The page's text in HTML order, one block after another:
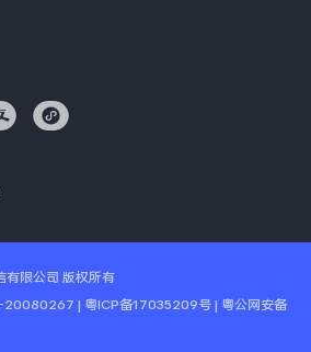
有限公司 版权所有
20080267 | 粤ICP备17035209号 | 粤公网安备